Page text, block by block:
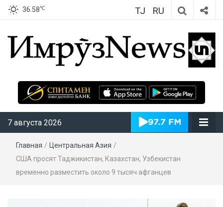
36.58℃ TJ RU
ИмрӯзNews
7 августа 2026
Главная / Центральная Азия /
США просят Таджикистан, Казахстан, Узбекистан
временно разместить около 9 тысяч афганцев